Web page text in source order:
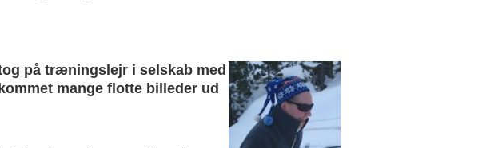
på træningslejr i selskab med
mange flotte billeder ud